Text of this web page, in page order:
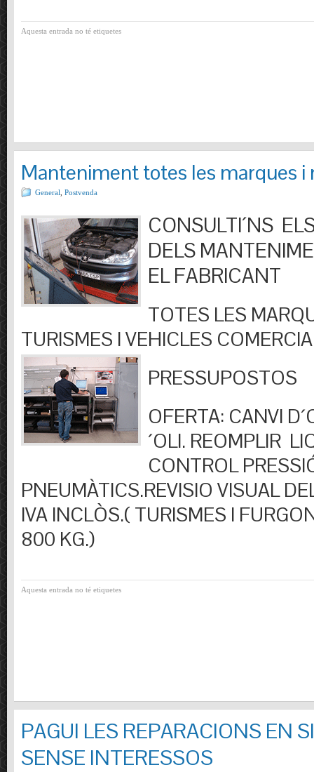
Aquesta entrada no té etiquetes
Manteniment totes les marques i
General Postvenda
CONSULTI´NS
DELS
EL FABRICANT
TOTES LES
TURISMES I VEHICLES
PRESSUPOSTOS
OFERTA: CANVI
´OLI. REOMPLIR
CONTROL
PNEUMÀTICS.REVISIO VISUAL
IVA INCLÒS.( TURISMES I
800 KG.)
Aquesta entrada no té etiquetes
PAGUI LES REPARACIONS EN
SENSE INTERESSOS